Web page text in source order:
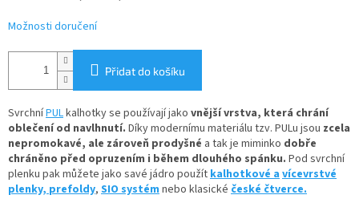
Možnosti doručení
Přidat do košíku
SvrchníPULkalhotky se používají jako vnější vrstva, která chrání
oblečení od navlhnutí. Díkymodernímu materiálu tzv. PULu jsou zcela
nepromokavé, ale zároveň prodyšné a tak je miminko dobře
chráněno před opruzením i během dlouhého spánku. Pod svrchní
plenku pak můžete jako savé jádro použítkalhotkové avícevrstvé
plenky,prefoldy, SIO systémnebo klasické české čtverce.